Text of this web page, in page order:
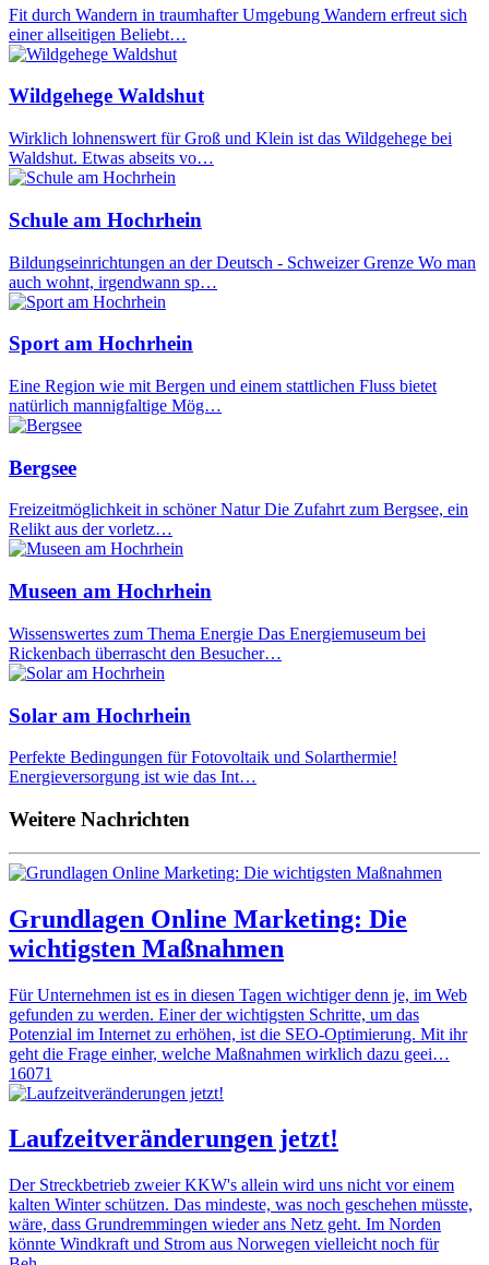
Fit durch Wandern in traumhafter Umgebung Wandern erfreut sich
einer allseitigen Beliebt…
Wildgehege Waldshut
Wirklich lohnenswert für Groß und Klein ist das Wildgehege bei
Waldshut. Etwas abseits vo…
Schule am Hochrhein
Bildungseinrichtungen an der Deutsch - Schweizer Grenze Wo man
auch wohnt, irgendwann sp…
Sport am Hochrhein
Eine Region wie mit Bergen und einem stattlichen Fluss bietet
natürlich mannigfaltige Mög…
Bergsee
Freizeitmöglichkeit in schöner Natur Die Zufahrt zum Bergsee, ein
Relikt aus der vorletz…
Museen am Hochrhein
Wissenswertes zum Thema Energie Das Energiemuseum bei
Rickenbach überrascht den Besucher…
Solar am Hochrhein
Perfekte Bedingungen für Fotovoltaik und Solarthermie!
Energieversorgung ist wie das Int…
Weitere Nachrichten
Grundlagen Online Marketing: Die
wichtigsten Maßnahmen
Für Unternehmen ist es in diesen Tagen wichtiger denn je, im Web
gefunden zu werden. Einer der wichtigsten Schritte, um das
Potenzial im Internet zu erhöhen, ist die SEO-Optimierung. Mit ihr
geht die Frage einher, welche Maßnahmen wirklich dazu geei…
16071
Laufzeitveränderungen jetzt!
Der Streckbetrieb zweier KKW's allein wird uns nicht vor einem
kalten Winter schützen. Das mindeste, was noch geschehen müsste,
wäre, dass Grundremmingen wieder ans Netz geht. Im Norden
könnte Windkraft und Strom aus Norwegen vielleicht noch für